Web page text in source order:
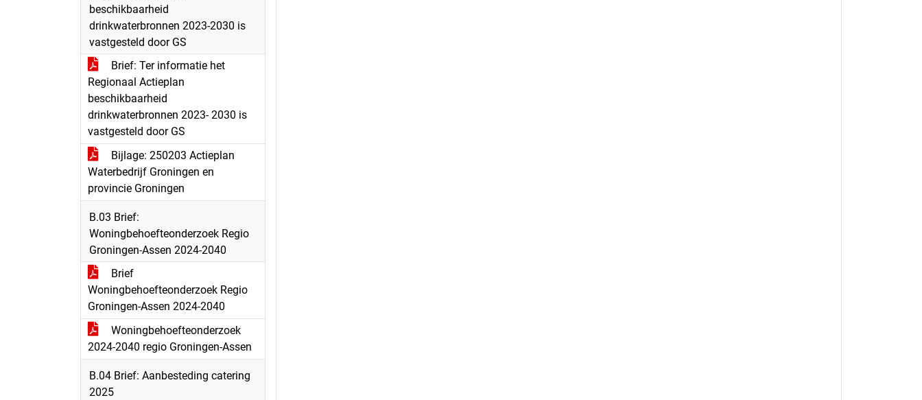
beschikbaarheid
drinkwaterbronnen 2023-2030 is
vastgesteld door GS
Brief: Ter informatie het
Regionaal Actieplan
beschikbaarheid
drinkwaterbronnen 2023- 2030 is
vastgesteld door GS
Bijlage: 250203 Actieplan
Waterbedrijf Groningen en
provincie Groningen
B.03 Brief:
Woningbehoefteonderzoek Regio
Groningen-Assen 2024-2040
Brief
Woningbehoefteonderzoek Regio
Groningen-Assen 2024-2040
Woningbehoefteonderzoek
2024-2040 regio Groningen-Assen
B.04 Brief: Aanbesteding catering
2025